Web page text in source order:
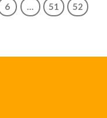
6 … 51
52